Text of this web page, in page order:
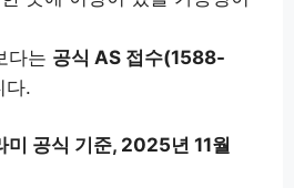
다는 공식 AS 접수(1588-
다.
미 공식 기준, 2025년 11월